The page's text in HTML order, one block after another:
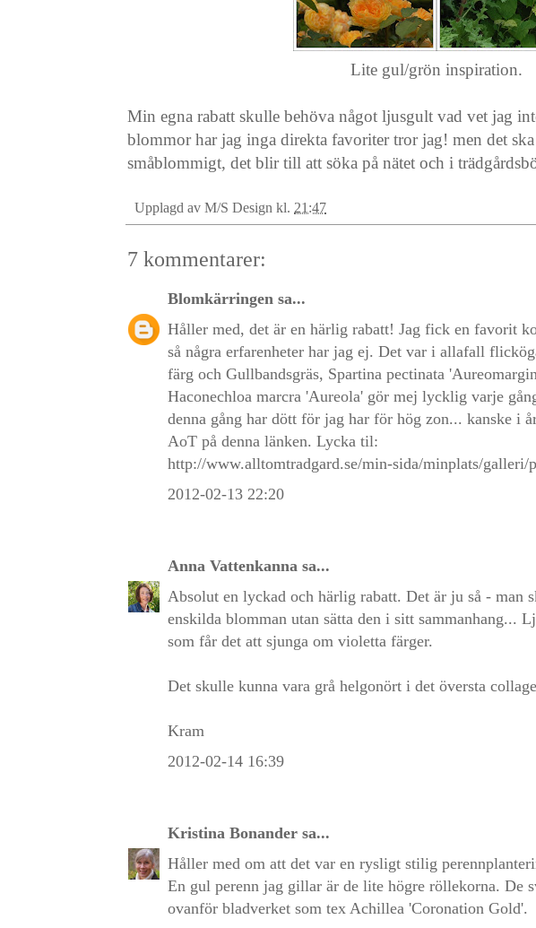
Lite gul/grön inspiration.
Min egna rabatt skulle behöva något ljusgult vad vet jag
blommor har jag inga direkta favoriter tror jag! men det
småblommigt, det blir till att söka på nätet och i
Upplagd av M/S Design kl. 21:47
7 kommentarer:
Blomkärringen sa...
Håller med, det är en härlig rabatt! Jag fick en favorit
så några erfarenheter har jag ej. Det var i allafall
färg och Gullbandsgräs, Spartina pectinata
Haconechloa marcra 'Aureola' gör mej lycklig varje
denna gång har dött för jag har för hög zon... kanske i
AoT på denna länken. Lycka til:
http://www.alltomtradgard.se/min-sida/minplats/galleri/
2012-02-13 22:20
Anna Vattenkanna sa...
Absolut en lyckad och härlig rabatt. Det är ju så - man
enskilda blomman utan sätta den i sitt sammanhang...
som får det att sjunga om violetta färger.
Det skulle kunna vara grå helgonört i det översta
Kram
2012-02-14 16:39
Kristina Bonander sa...
Håller med om att det var en rysligt stilig
En gul perenn jag gillar är de lite högre röllekorna. De
ovanför bladverket som tex Achillea 'Coronation Gold'.